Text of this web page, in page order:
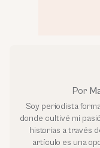
Por
Soy periodista
donde cultivé mi
historias a través
artículo es una